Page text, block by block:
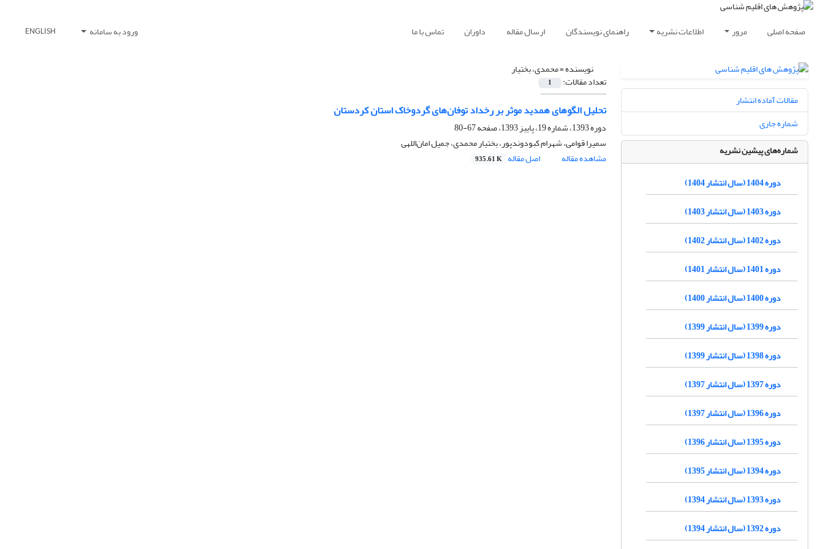
صفحه اصلی مرور اطلاعات نشریه راهنمای نویسندگان ارسال مقاله داوران تماس با ما ورود به سامانه ENGLISH
نویسنده =محمدی، بختیار
تعداد مقالات: 1
تحلیل الگوهای همدید موثر بر رخداد توفان‌های گردوخاک استان کردستان
دوره 1393، شماره 19، پاییز 1393، صفحه
67-80
سمیرا قوامی، شهرام کبودوندپور، بختیار محمدی، جمیل امان‌اللهی
مشاهده مقاله
اصل مقاله 935.61 K
مقالات آماده انتشار
شماره جاری
شماره‌های پیشین نشریه
دوره 1404 (سال انتشار 1404)
دوره 1403 (سال انتشار 1403)
دوره 1402 (سال انتشار 1402)
دوره 1401 (سال انتشار 1401)
دوره 1400 (سال انتشار 1400)
دوره 1399 (سال انتشار 1399)
دوره 1398 (سال انتشار 1399)
دوره 1397 (سال انتشار 1397)
دوره 1396 (سال انتشار 1397)
دوره 1395 (سال انتشار 1396)
دوره 1394 (سال انتشار 1395)
دوره 1393 (سال انتشار 1394)
دوره 1392 (سال انتشار 1394)